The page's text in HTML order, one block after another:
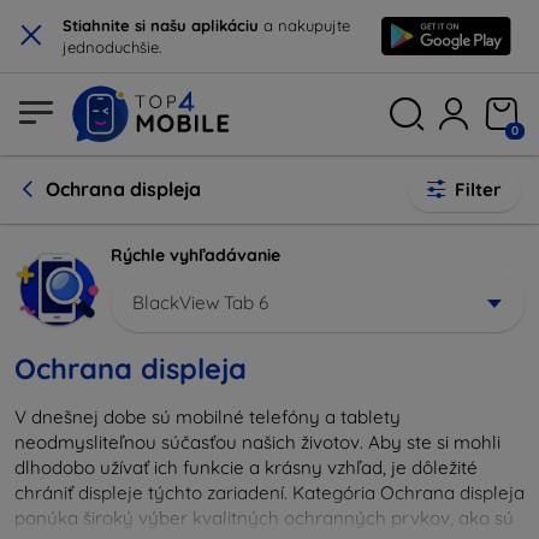
× Stiahnite si našu aplikáciu a nakupujte
jednoduchšie.
0
Ochrana displeja Filter
Rýchle vyhľadávanie
BlackView Tab 6
Ochrana displeja
V dnešnej dobe sú mobilné telefóny a tablety
neodmysliteľnou súčasťou našich životov. Aby ste si mohli
dlhodobo užívať ich funkcie a krásny vzhľad, je dôležité
chrániť displeje týchto zariadení. Kategória Ochrana displeja
ponúka široký výber kvalitných ochranných prvkov, ako sú